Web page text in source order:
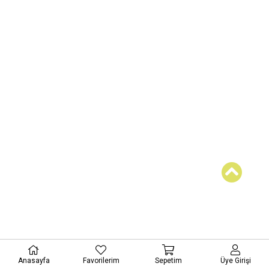
Anasayfa Favorilerim Sepetim Üye Girişi